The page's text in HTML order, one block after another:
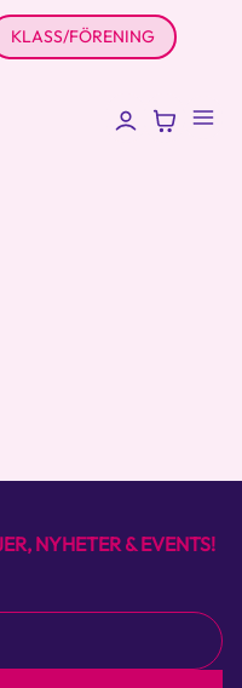
KLASS/FÖRENING
NYHETER & EVENTS!